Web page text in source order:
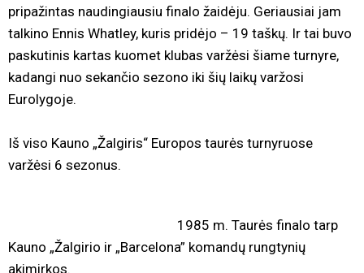
pripažintas naudingiausiu finalo žaidėju. Geriausiai jam
talkino Ennis Whatley, kuris pridėjo – 19 taškų. Ir tai buvo
paskutinis kartas kuomet klubas varžėsi šiame turnyre,
kadangi nuo sekančio sezono iki šių laikų varžosi
Eurolygoje.
Iš viso Kauno „Žalgiris“ Europos taurės turnyruose
varžėsi 6 sezonus.
1985 m. Taurės finalo tarp
Kauno „Žalgirio ir „Barcelona” komandų rungtynių
akimirkos.